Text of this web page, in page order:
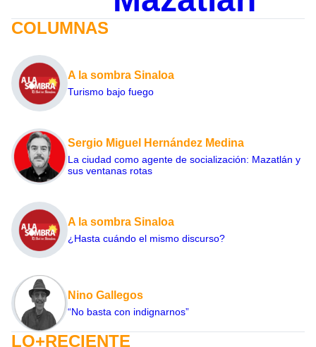
COLUMNAS
A la sombra Sinaloa
Turismo bajo fuego
Sergio Miguel Hernández Medina
La ciudad como agente de socialización: Mazatlán y
sus ventanas rotas
A la sombra Sinaloa
¿Hasta cuándo el mismo discurso?
Nino Gallegos
“No basta con indignarnos”
LO+RECIENTE